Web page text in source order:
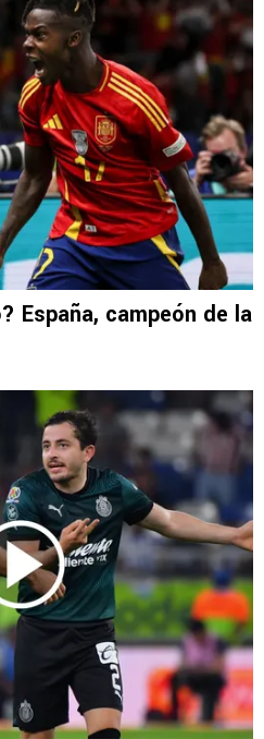
España, campeón de la